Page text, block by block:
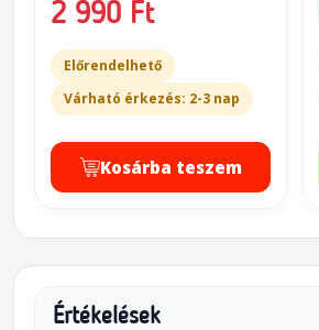
2 990 Ft
Előrendelhető
Várható érkezés: 2-3 nap
Kosárba teszem
Értékelések